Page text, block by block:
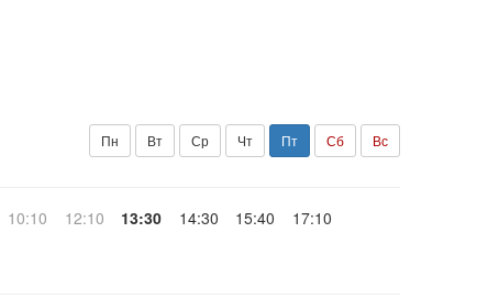
Пн Вт Ср Чт Пт Сб Вс
10:10 12:10 13:30 14:30 15:40
17:10